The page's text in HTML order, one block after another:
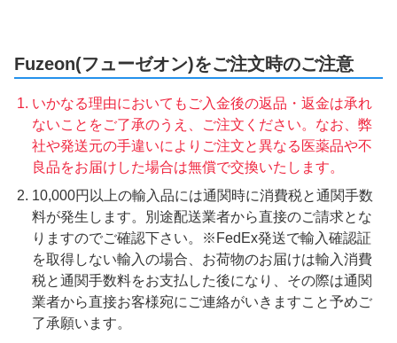
Fuzeon(フューゼオン)をご注文時のご注意
いかなる理由においてもご入金後の返品・返金は承れ
ないことをご了承のうえ、ご注文ください。なお、弊
社や発送元の手違いによりご注文と異なる医薬品や不
良品をお届けした場合は無償で交換いたします。
10,000円以上の輸入品には通関時に消費税と通関手数
料が発生します。別途配送業者から直接のご請求とな
りますのでご確認下さい。※FedEx発送で輸入確認証
を取得しない輸入の場合、お荷物のお届けは輸入消費
税と通関手数料をお支払した後になり、その際は通関
業者から直接お客様宛にご連絡がいきますこと予めご
了承願います。